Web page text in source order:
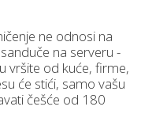
ne odnosi na
na serveru -
vršite od kuće, firme,
će stići, samo vašu
češće od 180